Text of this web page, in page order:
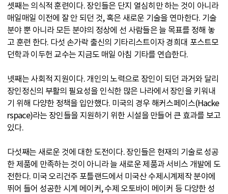
셋째는 의식적 훈련이다. 장인들은 단지 열심히만 하는 것이 아니라
매일매일 이전에 잘 안 되던 것, 혹은 새로운 기술을 연마한다. 기술
분야 뿐 아니라 모든 분야의 정상에 선 사람들은 늘 목표를 정해 놓
고 훈련 한다. 다섯 손가락 출신의 기타리스트이자 경희대 포스트모
던학과 이두헌 교수는 지금도 매일 아침 기타를 연습한다.
넷째는 사회적 지원이다. 개인의 노력으로 장인이 되던 과거와 달리
장인정신의 부활의 필요성을 인식한 많은 나라에서 장인을 키워내
기 위해 다양한 정책을 입안했다. 미국의 경우 해커스페이스(Hacke
rspace)라는 장인들을 지원하기 위한 시설을 만들어 큰 효과를 보고
있다.
다섯째는 새로운 것에 대한 도전이다. 장인들은 현재의 기술로 성공
한 제품에 만족하는 것이 아니라 늘 새로운 제품과 서비스 개발에 도
전한다. 미국 오리건주 포틀랜드에서 미국산 수제시계제작 분야에
뛰어 들어 성공한 시계 메이커, 수제 오토바이 메이커 등 다양한 성